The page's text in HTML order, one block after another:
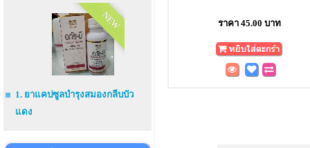
NEW
1. ยาแคปซูลบำรุงสมองกลีบบัว
แดง
ราคา 45.00 บาท